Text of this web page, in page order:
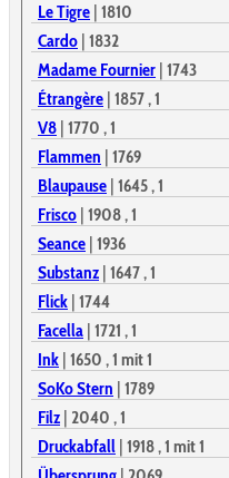
Le Tigre | 1810
Cardo | 1832
Madame Fournier | 1743
Étrangère | 1857, 1
V8 | 1770 , 1
Flammen | 1769
Blaupause | 1645, 1
Frisco | 1908, 1
Seance | 1936
Substanz | 1647, 1
Flick | 1744
Facella | 1721 , 1
Ink | 1650 , 1 mit 1
SoKo Stern | 1789
Filz | 2040 , 1
Druckabfall | 1918, 1 mit 1